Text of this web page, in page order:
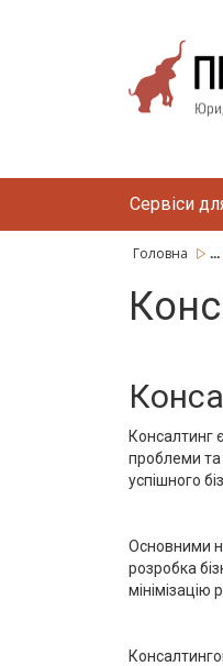
Сервіси
Головна ...
Консалтинг
проблеми та
успішного
Основними
розробка
мінімізацію